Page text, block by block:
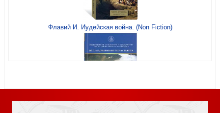
Можно ли доверять Библии?
Бытие. Т.2, главы 25 — 50
Флавий И. Иудейская война. (Non Fiction)